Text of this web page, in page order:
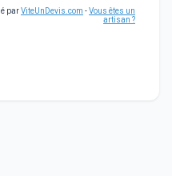
parViteUnDevis.com -Vous êtes un
artisan ?